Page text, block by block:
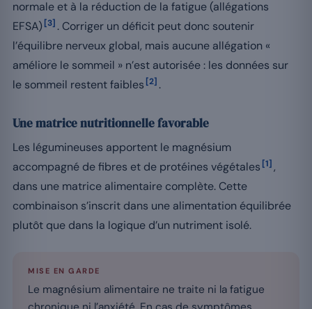
normale et à la réduction de la fatigue (allégations
EFSA) [3] . Corriger un déficit peut donc soutenir
l’équilibre nerveux global, mais aucune allégation «
améliore le sommeil » n’est autorisée : les données sur
le sommeil restent faibles [2] .
Une matrice nutritionnelle favorable
Les légumineuses apportent le magnésium
accompagné de fibres et de protéines végétales [1] ,
dans une matrice alimentaire complète. Cette
combinaison s’inscrit dans une alimentation équilibrée
plutôt que dans la logique d’un nutriment isolé.
MISE EN GARDE
Le magnésium alimentaire ne traite ni la fatigue